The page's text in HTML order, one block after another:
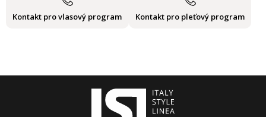
Kontakt pro vlasový program Kontakt pro pleťový program